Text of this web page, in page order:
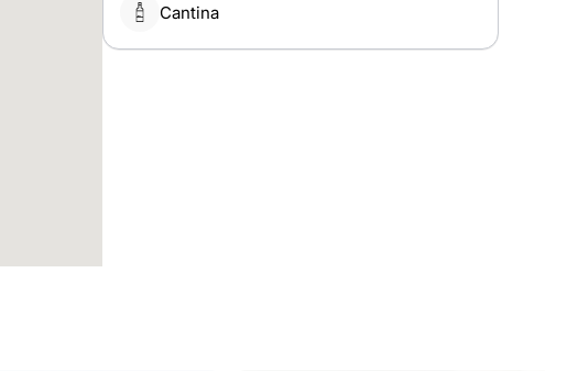
Cantina